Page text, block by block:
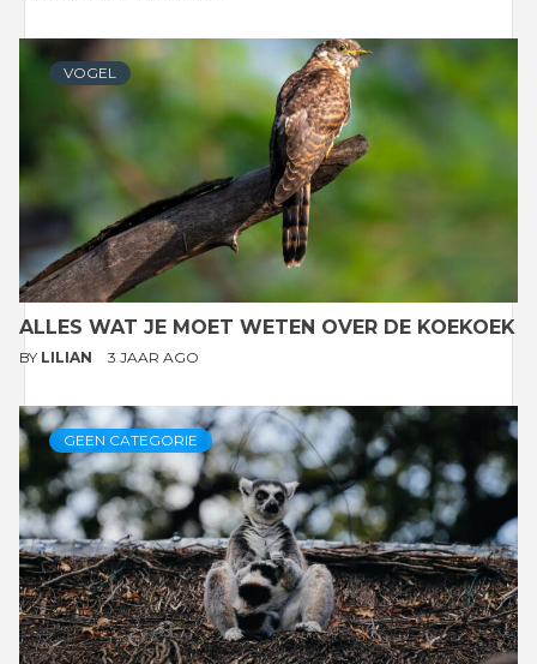
VOGEL
ALLES WAT JE MOET WETEN OVER DE KOEKOEK
BY LILIAN 3 JAAR AGO
GEEN CATEGORIE